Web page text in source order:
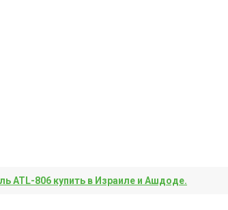
ATL-806 купить в Израиле и Ашдоде.